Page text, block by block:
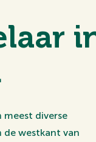
meest diverse
de westkant van